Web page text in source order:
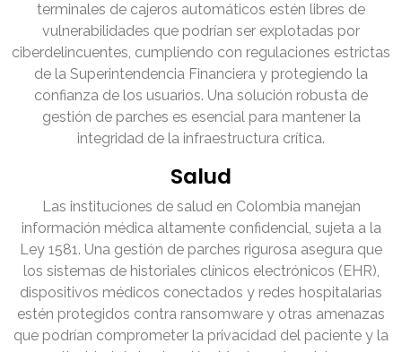
terminales de cajeros automáticos estén libres de
vulnerabilidades que podrían ser explotadas por
ciberdelincuentes, cumpliendo con regulaciones estrictas
de la Superintendencia Financiera y protegiendo la
confianza de los usuarios. Una solución robusta de
gestión de parches es esencial para mantener la
integridad de la infraestructura crítica.
Salud
Las instituciones de salud en Colombia manejan
información médica altamente confidencial, sujeta a la
Ley 1581. Una gestión de parches rigurosa asegura que
los sistemas de historiales clínicos electrónicos (EHR),
dispositivos médicos conectados y redes hospitalarias
estén protegidos contra ransomware y otras amenazas
que podrían comprometer la privacidad del paciente y la